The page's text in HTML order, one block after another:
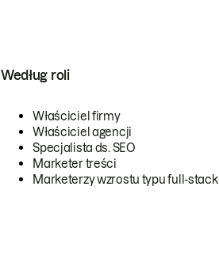
Według roli
Właściciel firmy
Właściciel agencji
Specjalista ds. SEO
Marketer treści
Marketerzy wzrostu typu full-stack